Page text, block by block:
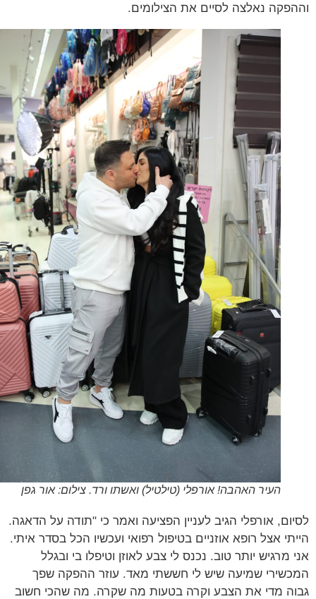
נאלצה לסיים את הצילומים.
העיר האהבה! אורפלי (טילטיל) ואשתו ורד. צילום: אור גפן
אורפלי הגיב לעניין הפציעה ואמר כי "תודה על הדאגה.
אצל רופא אוזניים בטיפול רפואי ועכשיו הכל בסדר איתי.
מרגיש יותר טוב. נכנס לי צבע לאוזן וטיפלו בי ובגלל
שמיעה שיש לי חששתי מאד. עוזר ההפקה שפך
מדי את הצבע וקרה בטעות מה שקרה. מה שהכי חשוב